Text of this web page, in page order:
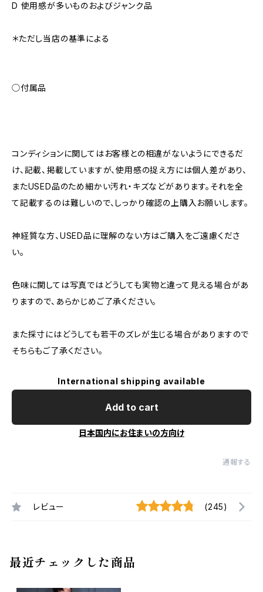
D 使用感が多いものおよびジャンク品
＊ただし当店の基準による
◯付属品
コンディションに関してはお客様との相違がないようにできるだ
け、記載、掲載していますが、使用感の捉え方には個人差があり、
またUSED品のため細かい汚れ・キズなどがあります。それを全
て記載するのは難しいので、しっかり確認の上購入お願いします。
神経質な方、USED品に理解のない方はご購入をご遠慮くださ
い。
色味に関しては写真ではどうしても実物と違って見える場合があ
りますので、あらかじめご了承ください。
また採寸にはどうしても若干のズレが生じる場合がありますので
そちらもご了承ください。
International shipping available
Add to cart
日本国内にお住まいの方向け
通報する
レビュー (245)
最近チェックした商品